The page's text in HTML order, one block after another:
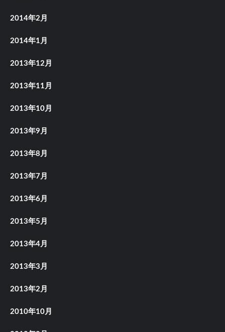
2014年2月
2014年1月
2013年12月
2013年11月
2013年10月
2013年9月
2013年8月
2013年7月
2013年6月
2013年5月
2013年4月
2013年3月
2013年2月
2010年10月